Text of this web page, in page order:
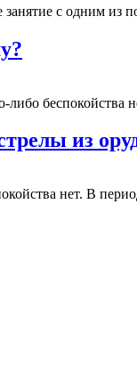
занятие с одним из
либо беспокойства
из
нет. В